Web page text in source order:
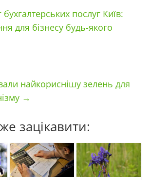
послуг Київ:
для бізнесу будь-якого
найкориснішу зелень для
→
зацікавити: